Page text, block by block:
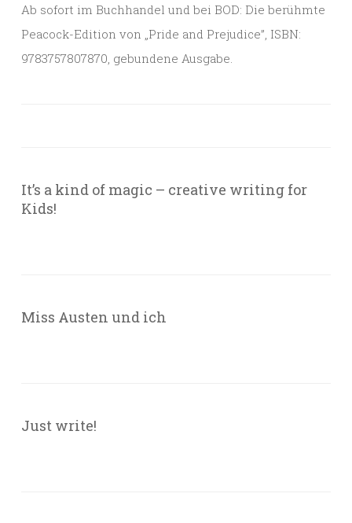
Ab sofort im Buchhandel und bei BOD: Die berühmte
Peacock-Edition von „Pride and Prejudice”, ISBN:
9783757807870, gebundene Ausgabe.
It’s a kind of magic – creative writing for
Kids!
Miss Austen und ich
Just write!